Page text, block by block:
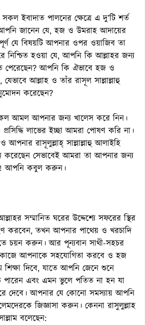
ইবাদাত পালনের ক্ষেত্রে এ দু’টি শর্ত
জানেন যে, হজ ও উমরাহ আদায়ের
যে বিষয়টি আপনার ওপর ওয়াজিব তা
নিশ্চিত হওয়া যে, আপনি কি আল্লাহর জন্য
পেরেছেন? আপনি কি ঐভাবে হজ ও
আল্লাহ ও তাঁর রাসূল সাল্লাল্লাহু
করেছেন?
আমল আপনার জন্য খালেস করে নিন।
লাভের ইচ্ছা আমরা পোষণ করি না।
রাসূলুল্লাহ্ সাল্লাল্লাহু আলাইহি
করেছেন সেভাবেই আমরা তা আপনার জন্য
আপনি কবুল করুন।
সম্মানিত ঘরের উদ্দেশ্যে সফরের স্থির
করবেন, তখন আপনার পাথেয় ও খরচাদি
চয়ন করুন। আর পূন্যবান সাথী-সহচর
আপনাকে সহযোগিতা করবে ও হজ
দিবে, যাতে আপনি জেনে শুনে
পারেন এবং এমন ভুলে পতিত না হন যা
দেবে। আপনার যে কোনো সমস্যায় আপনি
জিজ্ঞাসা করুন। কেননা রাসুলুল্লাহ
বলেছেন: